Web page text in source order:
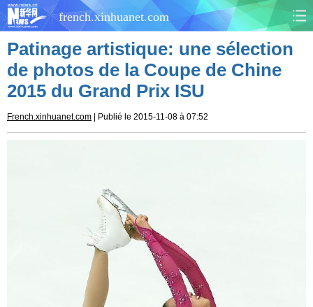
french.xinhuanet.com
CHINE MONDE
AFRIQUE
CULTURE
SCI&TECH
TOURISME
DOSSIERS
VIDÉOS
Patinage artistique: une sélection
de photos de la Coupe de Chine
2015 du Grand Prix ISU
French.xinhuanet.com | Publié le 2015-11-08 à 07:52